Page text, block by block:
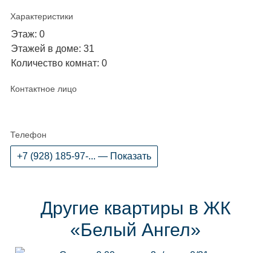
Характеристики
Этаж: 0
Этажей в доме: 31
Количество комнат: 0
Контактное лицо
Телефон
+7 (928) 185-97-... — Показать
Другие квартиры в ЖК
«Белый Ангел»